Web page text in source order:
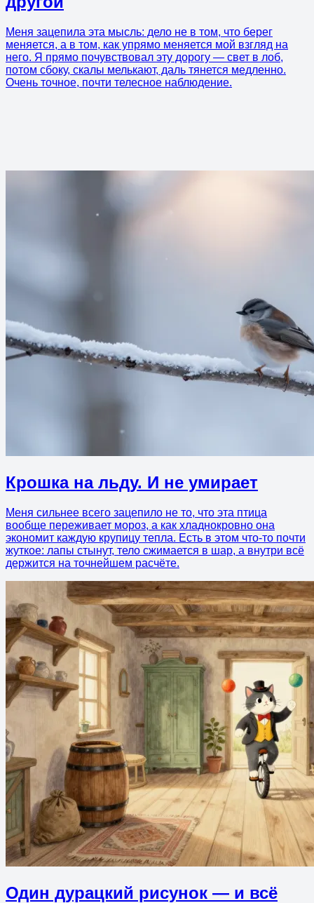
Меня зацепила эта мысль: дело не в том, что берег
меняется, а в том, как упрямо меняется мой взгляд на
него. Я прямо почувствовал эту дорогу — свет в лоб,
потом сбоку, скалы мелькают, даль тянется медленно.
Очень точное, почти телесное наблюдение.
Крошка на льду. И не умирает
Меня сильнее всего зацепило не то, что эта птица
вообще переживает мороз, а как хладнокровно она
экономит каждую крупицу тепла. Есть в этом что-то почти
жуткое: лапы стынут, тело сжимается в шар, а внутри всё
держится на точнейшем расчёте.
Один дурацкий рисунок — и всё